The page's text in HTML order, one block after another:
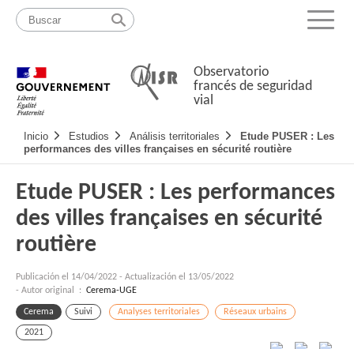
Pasar
contenido
Mapa
web
Menu
Observatorio
francés de seguridad
vial
Navigation
principale
Inicio Estudios Análisis territoriales
Etude PUSER : Les
performances des villes françaises en sécurité routière
Etude PUSER : Les performances
des villes françaises en sécurité
routière
Publicación el 14/04/2022 - Actualización el 13/05/2022
- Autor original : Cerema-UGE
Cerema Suivi Analyses territoriales Réseaux urbains
2021